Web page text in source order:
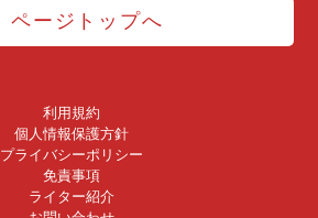
ページトップへ
利用規約
個人情報保護方針
プライバシーポリシー
免責事項
ライター紹介